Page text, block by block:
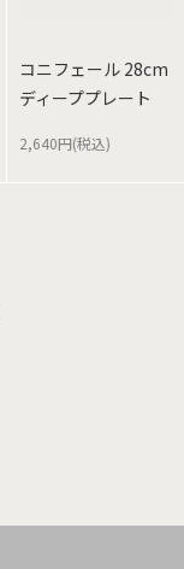
コニフェール 28cm
ディーププレート
2,640円(税込)